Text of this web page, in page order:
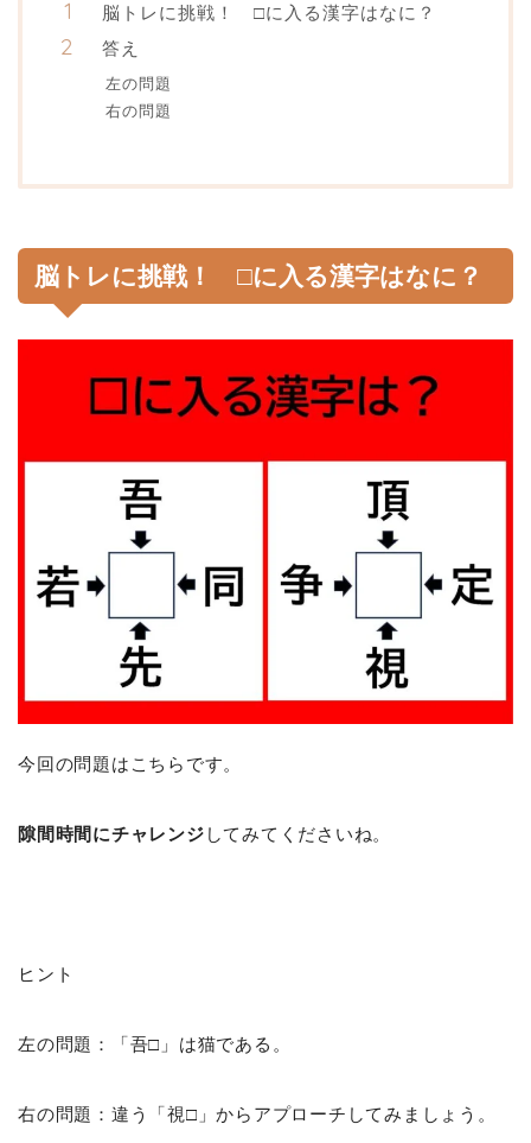
脳トレに挑戦！ □に入る漢字はなに？
答え
左の問題
右の問題
脳トレに挑戦！ □に入る漢字はなに？
今回の問題はこちらです。
隙間時間にチャレンジ してみてくださいね。
ヒント
左の問題：「吾□」は猫である。
右の問題：違う「視□」からアプローチしてみましょう。